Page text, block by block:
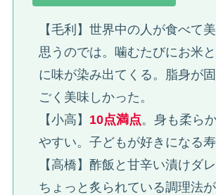
【毛利】世界中の人が食べて
思うのでは。噛むたびにお米
に味が染み出てくる。脂身が
ごく美味しかった。
【小高】 10点満点。身も柔ら
やすい。子どもが好きになる寿
【高橋】酢飯と甘辛い漬けダ
ちょっと炙られている調理法が